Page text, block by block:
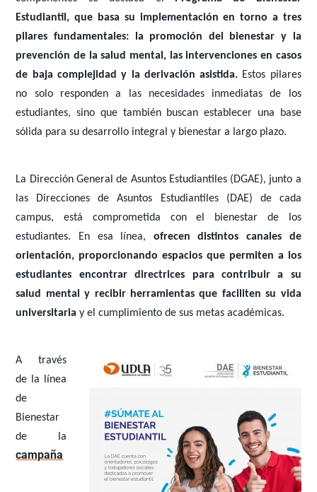
Estudiantil, que basa su implementación en torno a tres
pilares fundamentales: la promoción del bienestar y la
prevención de la salud mental, las intervenciones en casos
de baja complejidad y la derivación asistida. Estos pilares
no solo responden a las necesidades inmediatas de los
estudiantes, sino que también buscan establecer una base
sólida para su desarrollo integral y bienestar a largo plazo.
La Dirección General de Asuntos Estudiantiles (DGAE), junto a
las Direcciones de Asuntos Estudiantiles (DAE) de cada
campus, está comprometida con el bienestar de los
estudiantes. En esa línea, ofrecen distintos canales de
orientación, proporcionando espacios que permiten a los
estudiantes encontrar directrices para contribuir a su
salud mental y recibir herramientas que faciliten su vida
universitaria y el cumplimiento de sus metas académicas.
A través
de la línea
de
Bienestar
de la
campaña